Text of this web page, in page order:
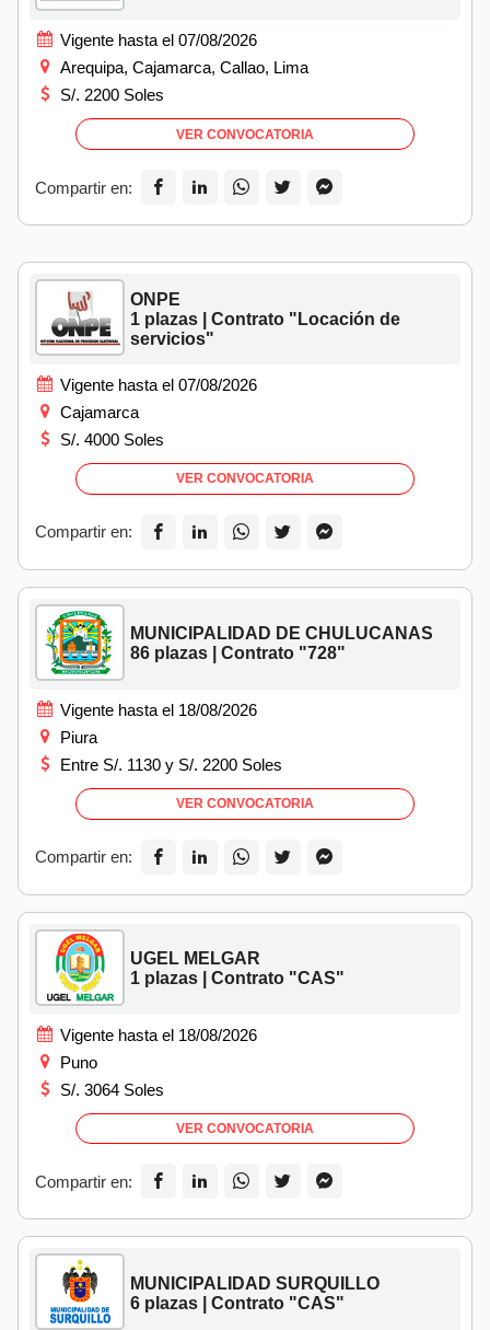
Vigente hasta el 07/08/2026
Arequipa, Cajamarca, Callao, Lima
S/. 2200 Soles
VER CONVOCATORIA
Compartir en:
ONPE
1 plazas | Contrato "Locación de
servicios"
Vigente hasta el 07/08/2026
Cajamarca
S/. 4000 Soles
VER CONVOCATORIA
Compartir en:
MUNICIPALIDAD DE CHULUCANAS
86 plazas | Contrato "728"
Vigente hasta el 18/08/2026
Piura
Entre S/. 1130 y S/. 2200 Soles
VER CONVOCATORIA
Compartir en:
UGEL MELGAR
1 plazas | Contrato "CAS"
Vigente hasta el 18/08/2026
Puno
S/. 3064 Soles
VER CONVOCATORIA
Compartir en:
MUNICIPALIDAD SURQUILLO
6 plazas | Contrato "CAS"